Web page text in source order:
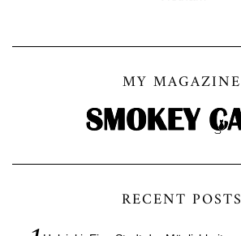
MY MAGAZINE
RECENT POSTS